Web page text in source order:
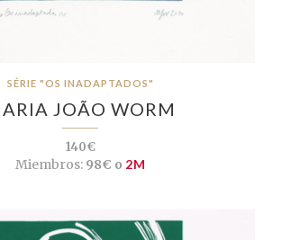
SÉRIE "OS INADAPTADOS"
JOÃO WORM
140€
Miembros:98€ o 2M